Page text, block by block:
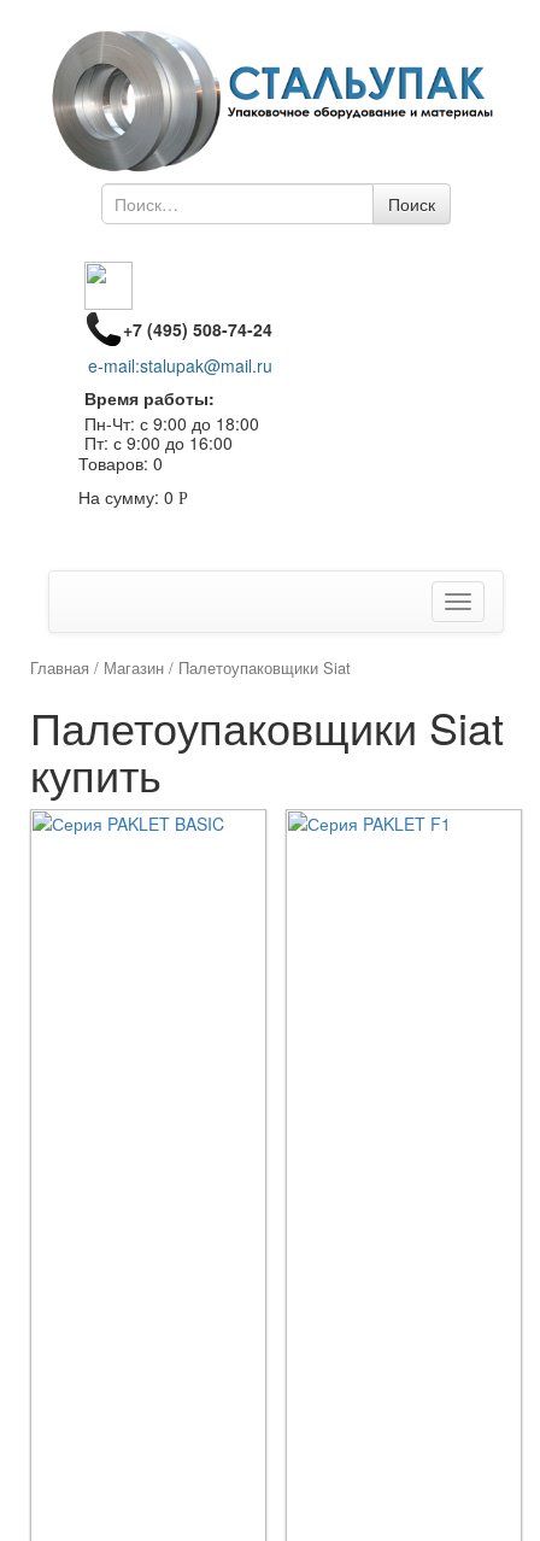
Поиск
по
Поиск
+7 (495) 508-74-24
e-mail:stalupak@mail.ru
Время работы:
Пн-Чт: с 9:00 до 18:00
Пт: с 9:00 до 16:00
Товаров: 0
На сумму: 0 Р
Показать/
Скрыть
Главная / Магазин / Палетоупаковщики Siat
Палетоупаковщики Siat
купить